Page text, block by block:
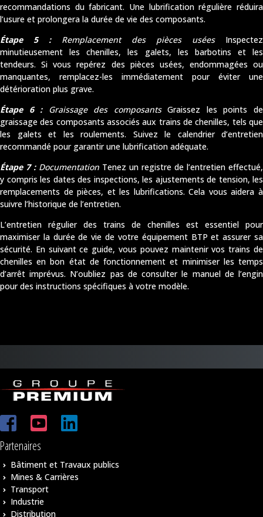
recommandations du fabricant. Une lubrification régulière réduira
l’usure et prolongera la durée de vie des composants.
Étape 5 :Remplacement des pièces uséesInspectez
minutieusement les chenilles, les galets, les barbotins et les
tendeurs. Si vous repérez des pièces usées, endommagées ou
manquantes, remplacez-les immédiatement pour éviter une
détérioration plus grave.
Étape 6 :Graissage des composantsGraissez les points de
graissage des composants associés aux trains de chenilles, tels que
les galets et les roulements. Suivez le calendrier d’entretien
recommandé pour garantir une lubrification adéquate.
Étape 7 :Documentation Tenez un registre de l’entretien effectué,
y compris les dates des inspections, les ajustements de tension, les
remplacements de pièces, et les lubrifications. Cela vous aidera à
suivre l’historique de l’entretien.
L’entretien régulier des trains de chenilles est essentiel pour
maximiser la durée de vie de votre équipement BTP et assurer sa
sécurité. En suivant ce guide, vous pouvez maintenir vos trains de
chenilles en bon état de fonctionnement et minimiser les temps
d’arrêt imprévus. N’oubliez pas de consulter le manuel de l’engin
pour des instructions spécifiques à votre modèle.
Partenaires
Bâtiment et Travaux publics
Mines & Carrières
Transport
Industrie
Distribution